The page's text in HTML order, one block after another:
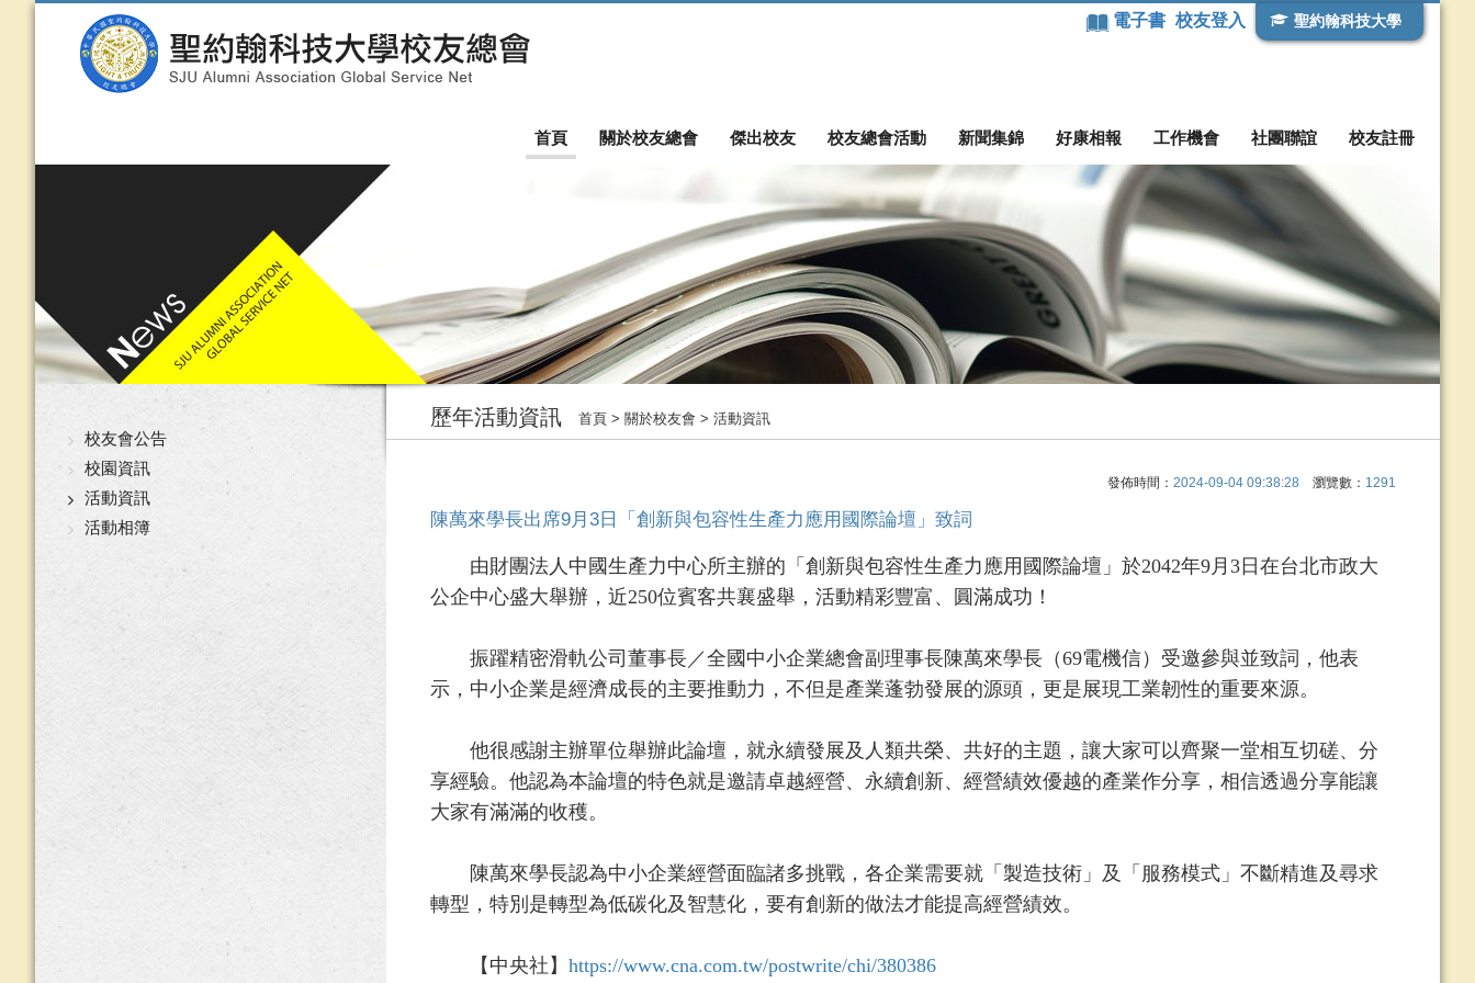
電子書 校友登入 聖約翰科技大學
首頁 關於校友總會 傑出校友 校友總會活動 新聞集錦 好康相報 工作機會 社團聯誼 校友註冊
校友會公告
校園資訊
活動資訊
活動相簿
歷年活動資訊 首頁 > 關於校友會 > 活動資訊
發佈時間： 2024-09-04 09:38:28 瀏覽數： 1291
陳萬來學長出席9月3日「創新與包容性生產力應用國際論壇」致詞
由財團法人中國生產力中心所主辦的「創新與包容性生產力應用國際論壇」於2042年9月3日在台北市政大
公企中心盛大舉辦，近250位賓客共襄盛舉，活動精彩豐富、圓滿成功！
振躍精密滑軌公司董事長／全國中小企業總會副理事長陳萬來學長（69電機信）受邀參與並致詞，他表
示，中小企業是經濟成長的主要推動力，不但是產業蓬勃發展的源頭，更是展現工業韌性的重要來源。
他很感謝主辦單位舉辦此論壇，就永續發展及人類共榮、共好的主題，讓大家可以齊聚一堂相互切磋、分
享經驗。他認為本論壇的特色就是邀請卓越經營、永續創新、經營績效優越的產業作分享，相信透過分享能讓
大家有滿滿的收穫。
陳萬來學長認為中小企業經營面臨諸多挑戰，各企業需要就「製造技術」及「服務模式」不斷精進及尋求
轉型，特別是轉型為低碳化及智慧化，要有創新的做法才能提高經營績效。
【中央社】 https://www.cna.com.tw/postwrite/chi/380386